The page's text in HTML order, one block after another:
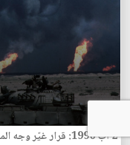
2 آب 1990: قرار غيّر وجه المنطقة